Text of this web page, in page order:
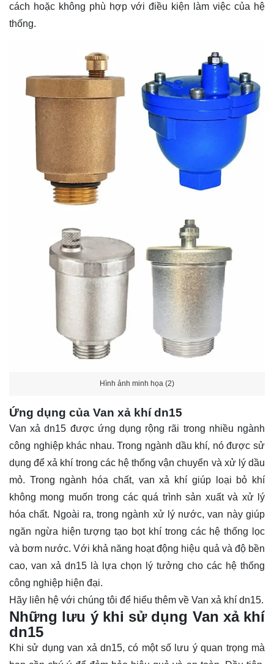
cách hoặc không phù hợp với điều kiện làm việc của hệ
thống.
Hình ảnh minh họa (2)
Ứng dụng của Van xả khí dn15
Van xả dn15 được ứng dụng rộng rãi trong nhiều ngành
công nghiệp khác nhau. Trong ngành dầu khí, nó được sử
dụng để xả khí trong các hệ thống vận chuyển và xử lý dầu
mỏ. Trong ngành hóa chất, van xả khí giúp loại bỏ khí
không mong muốn trong các quá trình sản xuất và xử lý
hóa chất. Ngoài ra, trong ngành xử lý nước, van này giúp
ngăn ngừa hiện tượng tạo bọt khí trong các hệ thống lọc
và bơm nước. Với khả năng hoạt động hiệu quả và độ bền
cao, van xả dn15 là lựa chọn lý tưởng cho các hệ thống
công nghiệp hiện đại.
Hãy liên hệ với chúng tôi để hiểu thêm về Van xả khí dn15.
Những lưu ý khi sử dụng Van xả khí
dn15
Khi sử dụng van xả dn15, có một số lưu ý quan trọng mà